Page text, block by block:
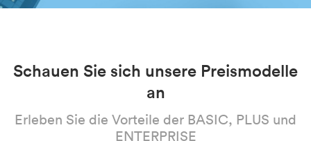
Schauen Sie sich unsere Preismodelle
an
Erleben Sie die Vorteile der BASIC, PLUS und
ENTERPRISE